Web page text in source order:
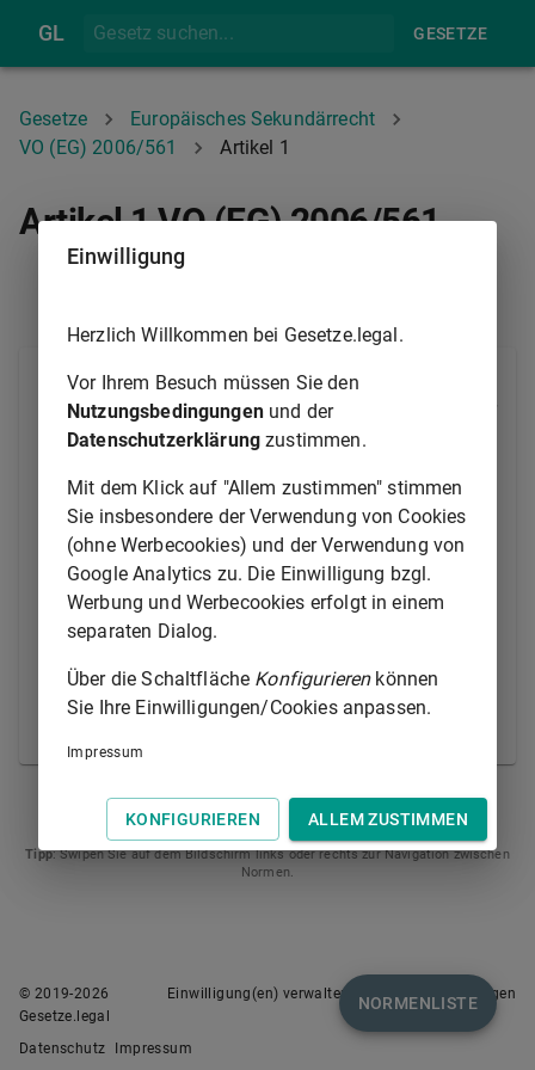
GL GESETZE
Gesetze
Europäisches Sekundärrecht
VO (EG) 2006/561
Artikel 1
Artikel 1 VO (EG) 2006/561
Durch diese Verordnung werden Vorschriften zu den
Lenkzeiten, Fahrtunterbrechungen und Ruhezeiten für
Kraftfahrer im Straßengüter- und ‐personenverkehr
zwischen Landverkehrsträgern, insbesondere im
Straßenverkehrsgewerbe, anzugleichen und die
Arbeitsbedingungen sowie die
Straßenverkehrssicherheit zu verbessern. Ziel dieser
Verordnung ist es ferner, zu einer besseren Kontrolle
und Durchsetzung durch die Mitgliedstaaten sowie
zu einer besseren Arbeitspraxis innerhalb des
Straßenverkehrsgewerbes beizutragen.
PRÄAMBEL
Tipp: Swipen Sie auf dem Bildschirm links oder rechts zur Navigation zwischen
Normen.
NORMENLISTE
© 2019-2026
Gesetze.legal
Einwilligung(en) verwalten Nutzungsbedingungen
Datenschutz Impressum
Einwilligung
Herzlich Willkommen bei Gesetze.legal.
Vor Ihrem Besuch müssen Sie den
Nutzungsbedingungenund der
Datenschutzerklärung zustimmen.
Mit dem Klick auf "Allem zustimmen" stimmen
Sie insbesondere der Verwendung von Cookies
(ohne Werbecookies) und der Verwendung von
Google Analytics zu. Die Einwilligung bzgl.
Werbung und Werbecookies erfolgt in einem
separaten Dialog.
Über die Schaltfläche Konfigurierenkönnen
Sie Ihre Einwilligungen/Cookies anpassen.
Impressum
KONFIGURIEREN ALLEM ZUSTIMMEN